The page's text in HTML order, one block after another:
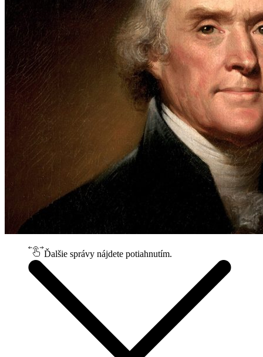
Ďalšie správy nájdete potiahnutím.